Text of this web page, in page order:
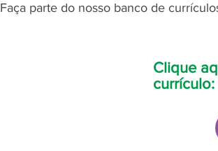
Faça parte do nosso banco de
Clique
currículo: